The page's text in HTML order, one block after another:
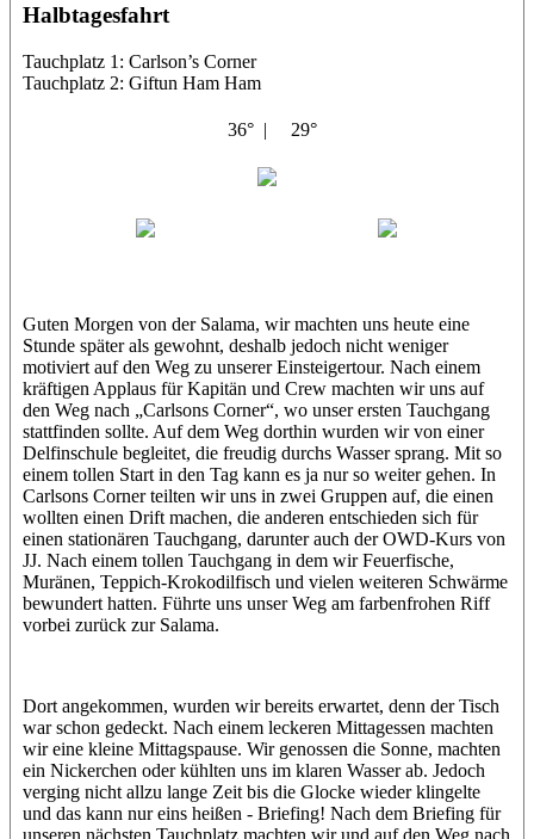
Halbtagesfahrt
Tauchplatz 1: Carlson’s Corner
Tauchplatz 2: Giftun Ham Ham
36° | 29°
Guten Morgen von der Salama, wir machten uns heute eine
Stunde später als gewohnt, deshalb jedoch nicht weniger
motiviert auf den Weg zu unserer Einsteigertour. Nach einem
kräftigen Applaus für Kapitän und Crew machten wir uns auf
den Weg nach „Carlsons Corner“, wo unser ersten Tauchgang
stattfinden sollte. Auf dem Weg dorthin wurden wir von einer
Delfinschule begleitet, die freudig durchs Wasser sprang. Mit so
einem tollen Start in den Tag kann es ja nur so weiter gehen. In
Carlsons Corner teilten wir uns in zwei Gruppen auf, die einen
wollten einen Drift machen, die anderen entschieden sich für
einen stationären Tauchgang, darunter auch der OWD-Kurs von
JJ. Nach einem tollen Tauchgang in dem wir Feuerfische,
Muränen, Teppich-Krokodilfisch und vielen weiteren Schwärme
bewundert hatten. Führte uns unser Weg am farbenfrohen Riff
vorbei zurück zur Salama.
Dort angekommen, wurden wir bereits erwartet, denn der Tisch
war schon gedeckt. Nach einem leckeren Mittagessen machten
wir eine kleine Mittagspause. Wir genossen die Sonne, machten
ein Nickerchen oder kühlten uns im klaren Wasser ab. Jedoch
verging nicht allzu lange Zeit bis die Glocke wieder klingelte
und das kann nur eins heißen - Briefing! Nach dem Briefing für
unseren nächsten Tauchplatz machten wir und auf den Weg nach